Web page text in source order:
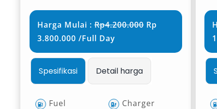
Harga Mulai :Rp4.200.000Rp
3.800.000 /Full Day
Spesifikasi Detail harga
Fuel
Charger